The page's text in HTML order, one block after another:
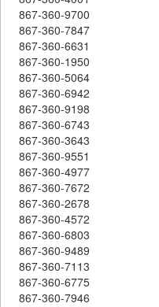
867-360-9700
867-360-7847
867-360-6631
867-360-1950
867-360-5064
867-360-6942
867-360-9198
867-360-6743
867-360-3643
867-360-9551
867-360-4977
867-360-7672
867-360-2678
867-360-4572
867-360-6803
867-360-9489
867-360-7113
867-360-6775
867-360-7946